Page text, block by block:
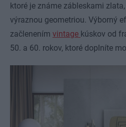
ktoré je známe zábleskami
výraznou geometriou. Výborný
začlenením vintage kúskov od
50. a 60. rokov, ktoré doplníte